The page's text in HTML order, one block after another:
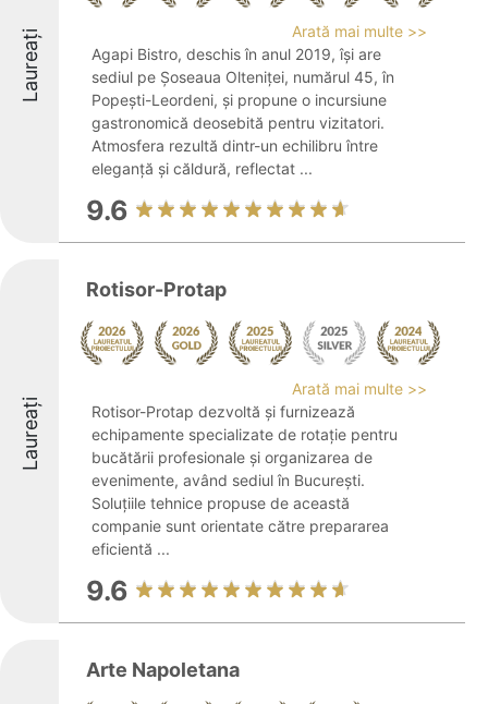
Laureați
Arată mai multe >>
Agapi Bistro, deschis în anul 2019, își are
sediul pe Șoseaua Olteniței, numărul 45, în
Popești-Leordeni, și propune o incursiune
gastronomică deosebită pentru vizitatori.
Atmosfera rezultă dintr-un echilibru între
eleganță și căldură, reflectat ...
9.6
Laureați
Rotisor-Protap
Arată mai multe >>
Rotisor-Protap dezvoltă și furnizează
echipamente specializate de rotație pentru
bucătării profesionale și organizarea de
evenimente, având sediul în București.
Soluțiile tehnice propuse de această
companie sunt orientate către prepararea
eficientă ...
9.6
Arte Napoletana